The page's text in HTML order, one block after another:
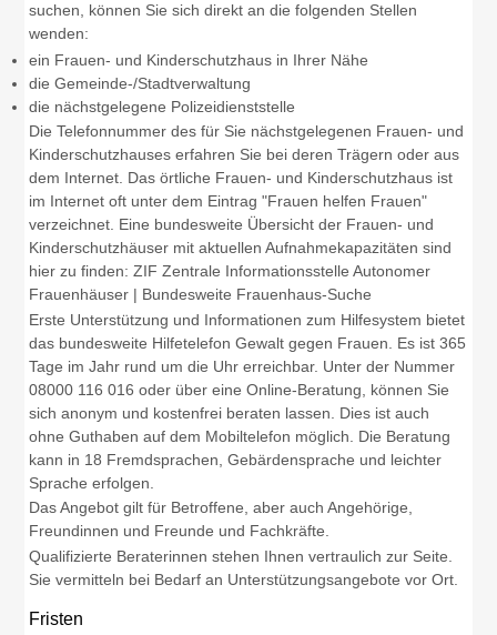
suchen, können Sie sich direkt an die folgenden Stellen
wenden:
ein Frauen- und Kinderschutzhaus in Ihrer Nähe
die Gemeinde-/Stadtverwaltung
die nächstgelegene Polizeidienststelle
Die Telefonnummer des für Sie nächstgelegenen Frauen- und
Kinderschutzhauses erfahren Sie bei deren Trägern oder aus
dem Internet. Das örtliche Frauen- und Kinderschutzhaus ist
im Internet oft unter dem Eintrag "Frauen helfen Frauen"
verzeichnet. Eine bundesweite Übersicht der Frauen- und
Kinderschutzhäuser mit aktuellen Aufnahmekapazitäten sind
hier zu finden: ZIF Zentrale Informationsstelle Autonomer
Frauenhäuser | Bundesweite Frauenhaus-Suche
Erste Unterstützung und Informationen zum Hilfesystem bietet
das bundesweite Hilfetelefon Gewalt gegen Frauen. Es ist 365
Tage im Jahr rund um die Uhr erreichbar. Unter der Nummer
08000 116 016 oder über eine Online-Beratung, können Sie
sich anonym und kostenfrei beraten lassen. Dies ist auch
ohne Guthaben auf dem Mobiltelefon möglich. Die Beratung
kann in 18 Fremdsprachen, Gebärdensprache und leichter
Sprache erfolgen.
Das Angebot gilt für Betroffene, aber auch Angehörige,
Freundinnen und Freunde und Fachkräfte.
Qualifizierte Beraterinnen stehen Ihnen vertraulich zur Seite.
Sie vermitteln bei Bedarf an Unterstützungsangebote vor Ort.
Fristen